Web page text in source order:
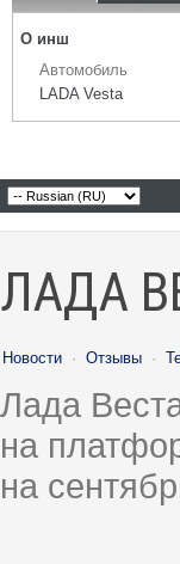
О инш
Автомобиль
LADA Vesta
ЛАДА
Новости · Отзывы ·
Лада
на
на